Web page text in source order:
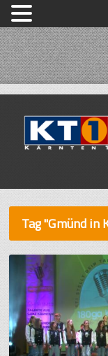
Tag "Gmünd in